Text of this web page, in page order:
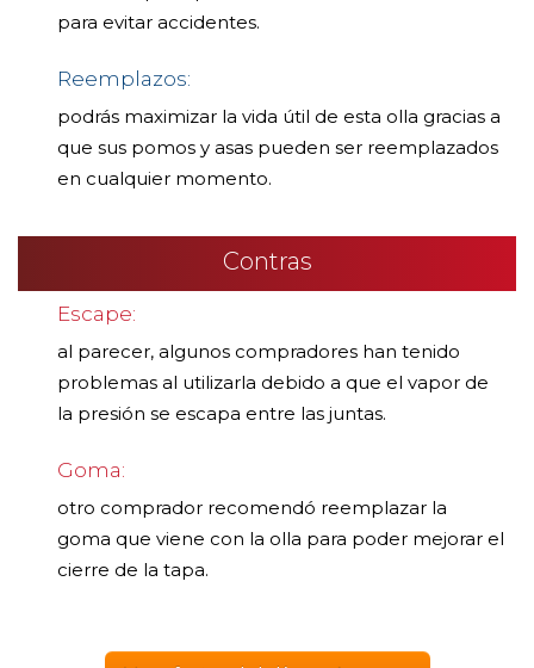
para evitar accidentes.
Reemplazos:
podrás maximizar la vida útil de esta olla gracias a
que sus pomos y asas pueden ser reemplazados
en cualquier momento.
Contras
Escape:
al parecer, algunos compradores han tenido
problemas al utilizarla debido a que el vapor de
la presión se escapa entre las juntas.
Goma:
otro comprador recomendó reemplazar la
goma que viene con la olla para poder mejorar el
cierre de la tapa.